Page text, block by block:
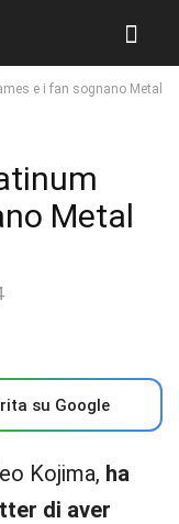
e i fan sognano Metal
Metal
su Google
Kojima, ha
di aver